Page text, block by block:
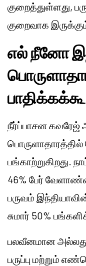
குறைத்துள்ளது,
குறைவாக
எல் நீனோ
நீர்ப்பாசன கவரேஜ்
பங்காற்றுகிறது.
46% பேர்
பருவம்
சுமார் 50%
பலவீனமான அல்லது
பருப்பு மற்றும்